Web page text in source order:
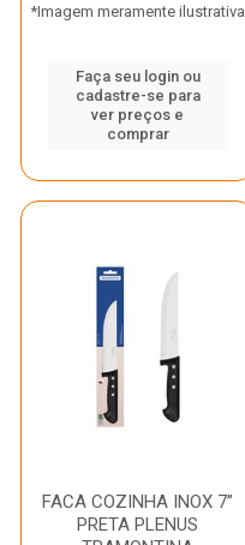
*Imagem meramente ilustrativa
Faça seu login ou
cadastre-se para
ver preços e
comprar
FACA COZINHA INOX 7”
PRETA PLENUS